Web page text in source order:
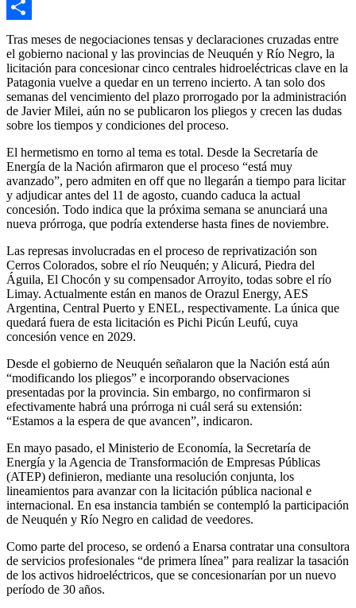
Email
Compartir
Tras meses de negociaciones tensas y declaraciones cruzadas entre
el gobierno nacional y las provincias de Neuquén y Río Negro, la
licitación para concesionar cinco centrales hidroeléctricas clave en la
Patagonia vuelve a quedar en un terreno incierto. A tan solo dos
semanas del vencimiento del plazo prorrogado por la administración
de Javier Milei, aún no se publicaron los pliegos y crecen las dudas
sobre los tiempos y condiciones del proceso.
El hermetismo en torno al tema es total. Desde la Secretaría de
Energía de la Nación afirmaron que el proceso “está muy
avanzado”, pero admiten en off que no llegarán a tiempo para licitar
y adjudicar antes del 11 de agosto, cuando caduca la actual
concesión. Todo indica que la próxima semana se anunciará una
nueva prórroga, que podría extenderse hasta fines de noviembre.
Las represas involucradas en el proceso de reprivatización son
Cerros Colorados, sobre el río Neuquén; y Alicurá, Piedra del
Águila, El Chocón y su compensador Arroyito, todas sobre el río
Limay. Actualmente están en manos de Orazul Energy, AES
Argentina, Central Puerto y ENEL, respectivamente. La única que
quedará fuera de esta licitación es Pichi Picún Leufú, cuya
concesión vence en 2029.
Desde el gobierno de Neuquén señalaron que la Nación está aún
“modificando los pliegos” e incorporando observaciones
presentadas por la provincia. Sin embargo, no confirmaron si
efectivamente habrá una prórroga ni cuál será su extensión:
“Estamos a la espera de que avancen”, indicaron.
En mayo pasado, el Ministerio de Economía, la Secretaría de
Energía y la Agencia de Transformación de Empresas Públicas
(ATEP) definieron, mediante una resolución conjunta, los
lineamientos para avanzar con la licitación pública nacional e
internacional. En esa instancia también se contempló la participación
de Neuquén y Río Negro en calidad de veedores.
Como parte del proceso, se ordenó a Enarsa contratar una consultora
de servicios profesionales “de primera línea” para realizar la tasación
de los activos hidroeléctricos, que se concesionarían por un nuevo
período de 30 años.